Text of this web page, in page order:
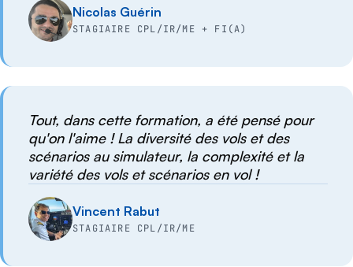
Nicolas Guérin
STAGIAIRE CPL/IR/ME + FI(A)
Tout, dans cette formation, a été pensé pour
qu'on l'aime ! La diversité des vols et des
scénarios au simulateur, la complexité et la
variété des vols et scénarios en vol !
Vincent Rabut
STAGIAIRE CPL/IR/ME